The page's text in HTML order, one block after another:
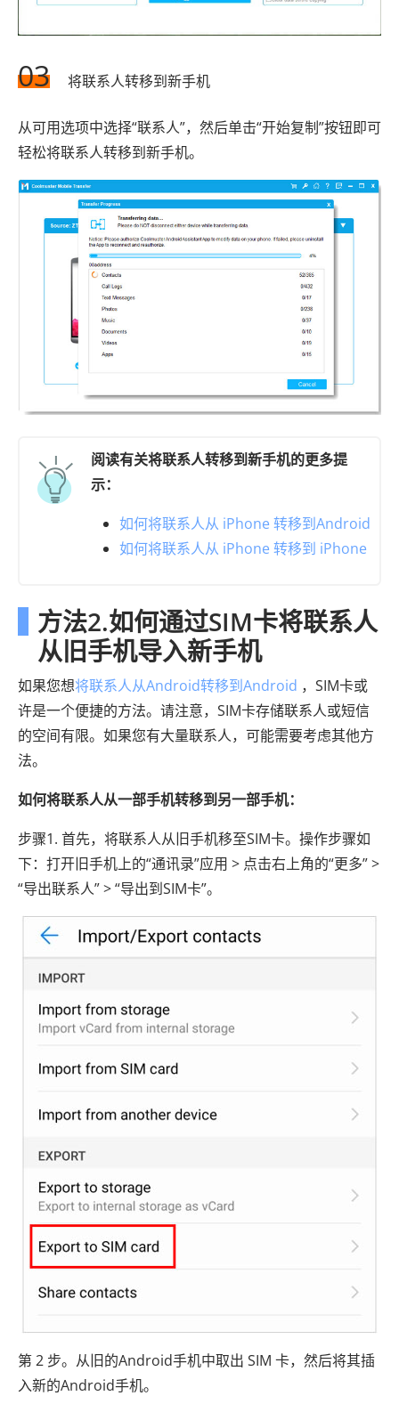
03 将联系人转移到新手机
从可用选项中选择“联系人”，然后单击“开始复制”按钮即可
轻松将联系人转移到新手机。
阅读有关将联系人转移到新手机的更多提
示：
如何将联系人从 iPhone 转移到Android
如何将联系人从 iPhone 转移到 iPhone
方法2.如何通过SIM卡将联系人
从旧手机导入新手机
如果您想将联系人从Android转移到Android ，SIM卡或
许是一个便捷的方法。请注意，SIM卡存储联系人或短信
的空间有限。如果您有大量联系人，可能需要考虑其他方
法。
如何将联系人从一部手机转移到另一部手机：
步骤1. 首先，将联系人从旧手机移至SIM卡。操作步骤如
下：打开旧手机上的“通讯录”应用 > 点击右上角的“更多” >
“导出联系人” > “导出到SIM卡”。
第 2 步。从旧的Android手机中取出 SIM 卡，然后将其插
入新的Android手机。